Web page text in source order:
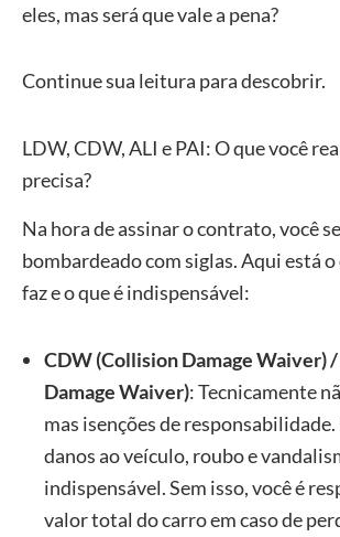
eles, mas será que vale a pena?
Continue sua leitura para descobrir.
LDW, CDW, ALI e PAI: O que você
precisa?
Na hora de assinar o contrato, você
bombardeado com siglas. Aqui está o
faz e o que é indispensável:
CDW (Collision Damage Waiver) /
Damage Waiver): Tecnicamente
mas isenções de responsabilidade.
danos ao veículo, roubo e
indispensável. Sem isso, você é
valor total do carro em caso de